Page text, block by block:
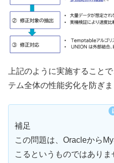
上記のように実施すること
テム全体の性能劣化を防ぎま
補足
この問題は、Oracleから
こるというものではありま